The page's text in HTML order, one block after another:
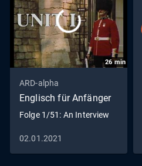
26min
ARD-alpha
Englisch für Anfänger
Folge 1/51: An Interview
02.01.2021